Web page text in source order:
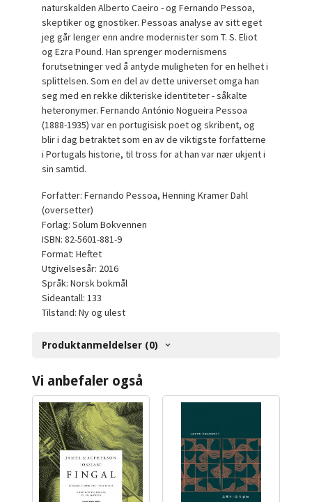
naturskalden Alberto Caeiro - og Fernando Pessoa,
skeptiker og gnostiker. Pessoas analyse av sitt eget
jeg går lenger enn andre modernister som T. S. Eliot
og Ezra Pound. Han sprenger modernismens
forutsetninger ved å antyde muligheten for en helhet i
splittelsen. Som en del av dette universet omga han
seg med en rekke dikteriske identiteter - såkalte
heteronymer. Fernando António Nogueira Pessoa
(1888-1935) var en portugisisk poet og skribent, og
blir i dag betraktet som en av de viktigste forfatterne
i Portugals historie, til tross for at han var nær ukjent i
sin samtid.
Forfatter: Fernando Pessoa, Henning Kramer Dahl
(oversetter)
Forlag: Solum Bokvennen
ISBN: 82-5601-881-9
Format: Heftet
Utgivelsesår: 2016
Språk: Norsk bokmål
Sideantall: 133
Tilstand: Ny og ulest
Produktanmeldelser (0)
Vi anbefaler også